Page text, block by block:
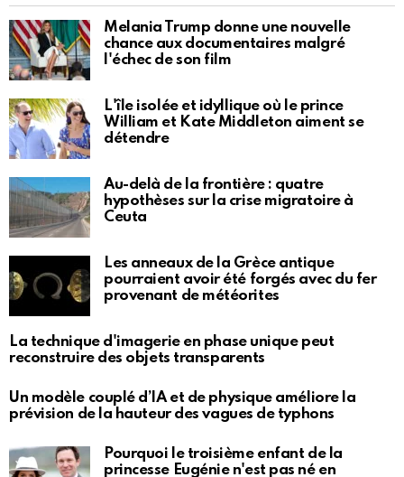
Melania Trump donne une nouvelle
chance aux documentaires malgré
l'échec de son film
L'île isolée et idyllique où le prince
William et Kate Middleton aiment se
détendre
Au-delà de la frontière : quatre
hypothèses sur la crise migratoire à
Ceuta
Les anneaux de la Grèce antique
pourraient avoir été forgés avec du fer
provenant de météorites
La technique d'imagerie en phase unique peut
reconstruire des objets transparents
Un modèle couplé d’IA et de physique améliore la
prévision de la hauteur des vagues de typhons
Pourquoi le troisième enfant de la
princesse Eugénie n'est pas né en